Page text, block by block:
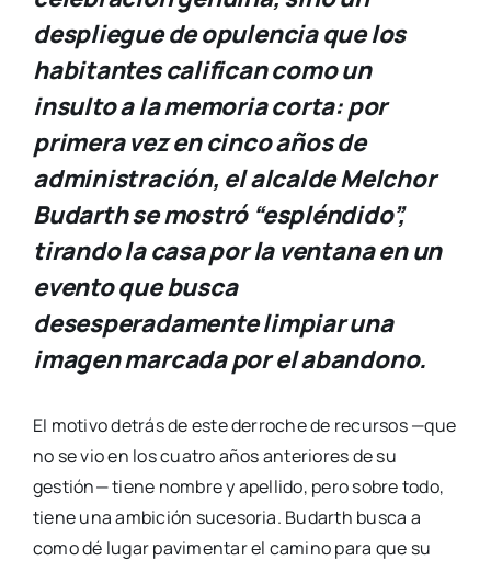
despliegue de opulencia que los
habitantes califican como un
insulto a la memoria corta: por
primera vez en cinco años de
administración, el alcalde Melchor
Budarth se mostró “espléndido”,
tirando la casa por la ventana en un
evento que busca
desesperadamente limpiar una
imagen marcada por el abandono.
El motivo detrás de este derroche de recursos —que
no se vio en los cuatro años anteriores de su
gestión— tiene nombre y apellido, pero sobre todo,
tiene una ambición sucesoria. Budarth busca a
como dé lugar pavimentar el camino para que su